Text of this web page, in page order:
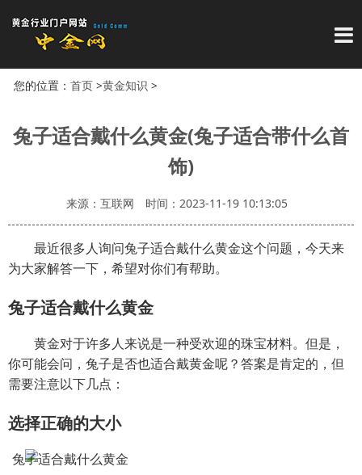
导
您的位置： 首页>黄金知识 >
兔子适合戴什么黄金(兔子适合带什么首
饰)
来源：互联网 时间：2023-11-19 10:13:05
最近很多人询问兔子适合戴什么黄金这个问题，今天来
为大家解答一下，希望对你们有帮助。
兔子适合戴什么黄金
黄金对于许多人来说是一种受欢迎的珠宝材料。但是，
你可能会问，兔子是否也适合戴黄金呢？答案是肯定的，但
需要注意以下几点：
选择正确的大小